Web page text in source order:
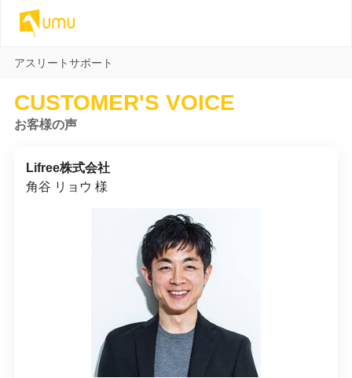
アスリートサポート
CUSTOMER'S VOICE
お客様の声
Lifree株式会社
角谷 リョウ 様